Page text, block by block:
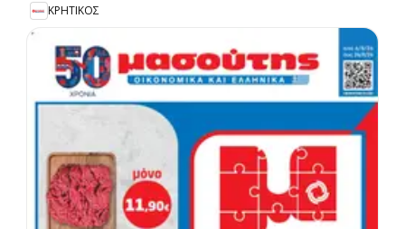
ΚΡΗΤΙΚΟΣ